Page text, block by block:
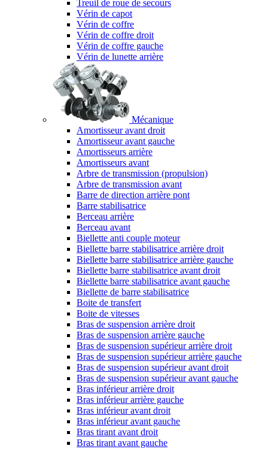
Treuil de roue de secours
Vérin de capot
Vérin de coffre
Vérin de coffre droit
Vérin de coffre gauche
Vérin de lunette arrière
Mécanique
Amortisseur avant droit
Amortisseur avant gauche
Amortisseurs arrière
Amortisseurs avant
Arbre de transmission (propulsion)
Arbre de transmission avant
Barre de direction arrière pont
Barre stabilisatrice
Berceau arrière
Berceau avant
Biellette anti couple moteur
Biellette barre stabilisatrice arrière droit
Biellette barre stabilisatrice arrière gauche
Biellette barre stabilisatrice avant droit
Biellette barre stabilisatrice avant gauche
Biellette de barre stabilisatrice
Boite de transfert
Boite de vitesses
Bras de suspension arrière droit
Bras de suspension arrière gauche
Bras de suspension supérieur arrière droit
Bras de suspension supérieur arrière gauche
Bras de suspension supérieur avant droit
Bras de suspension supérieur avant gauche
Bras inférieur arrière droit
Bras inférieur arrière gauche
Bras inférieur avant droit
Bras inférieur avant gauche
Bras tirant avant droit
Bras tirant avant gauche